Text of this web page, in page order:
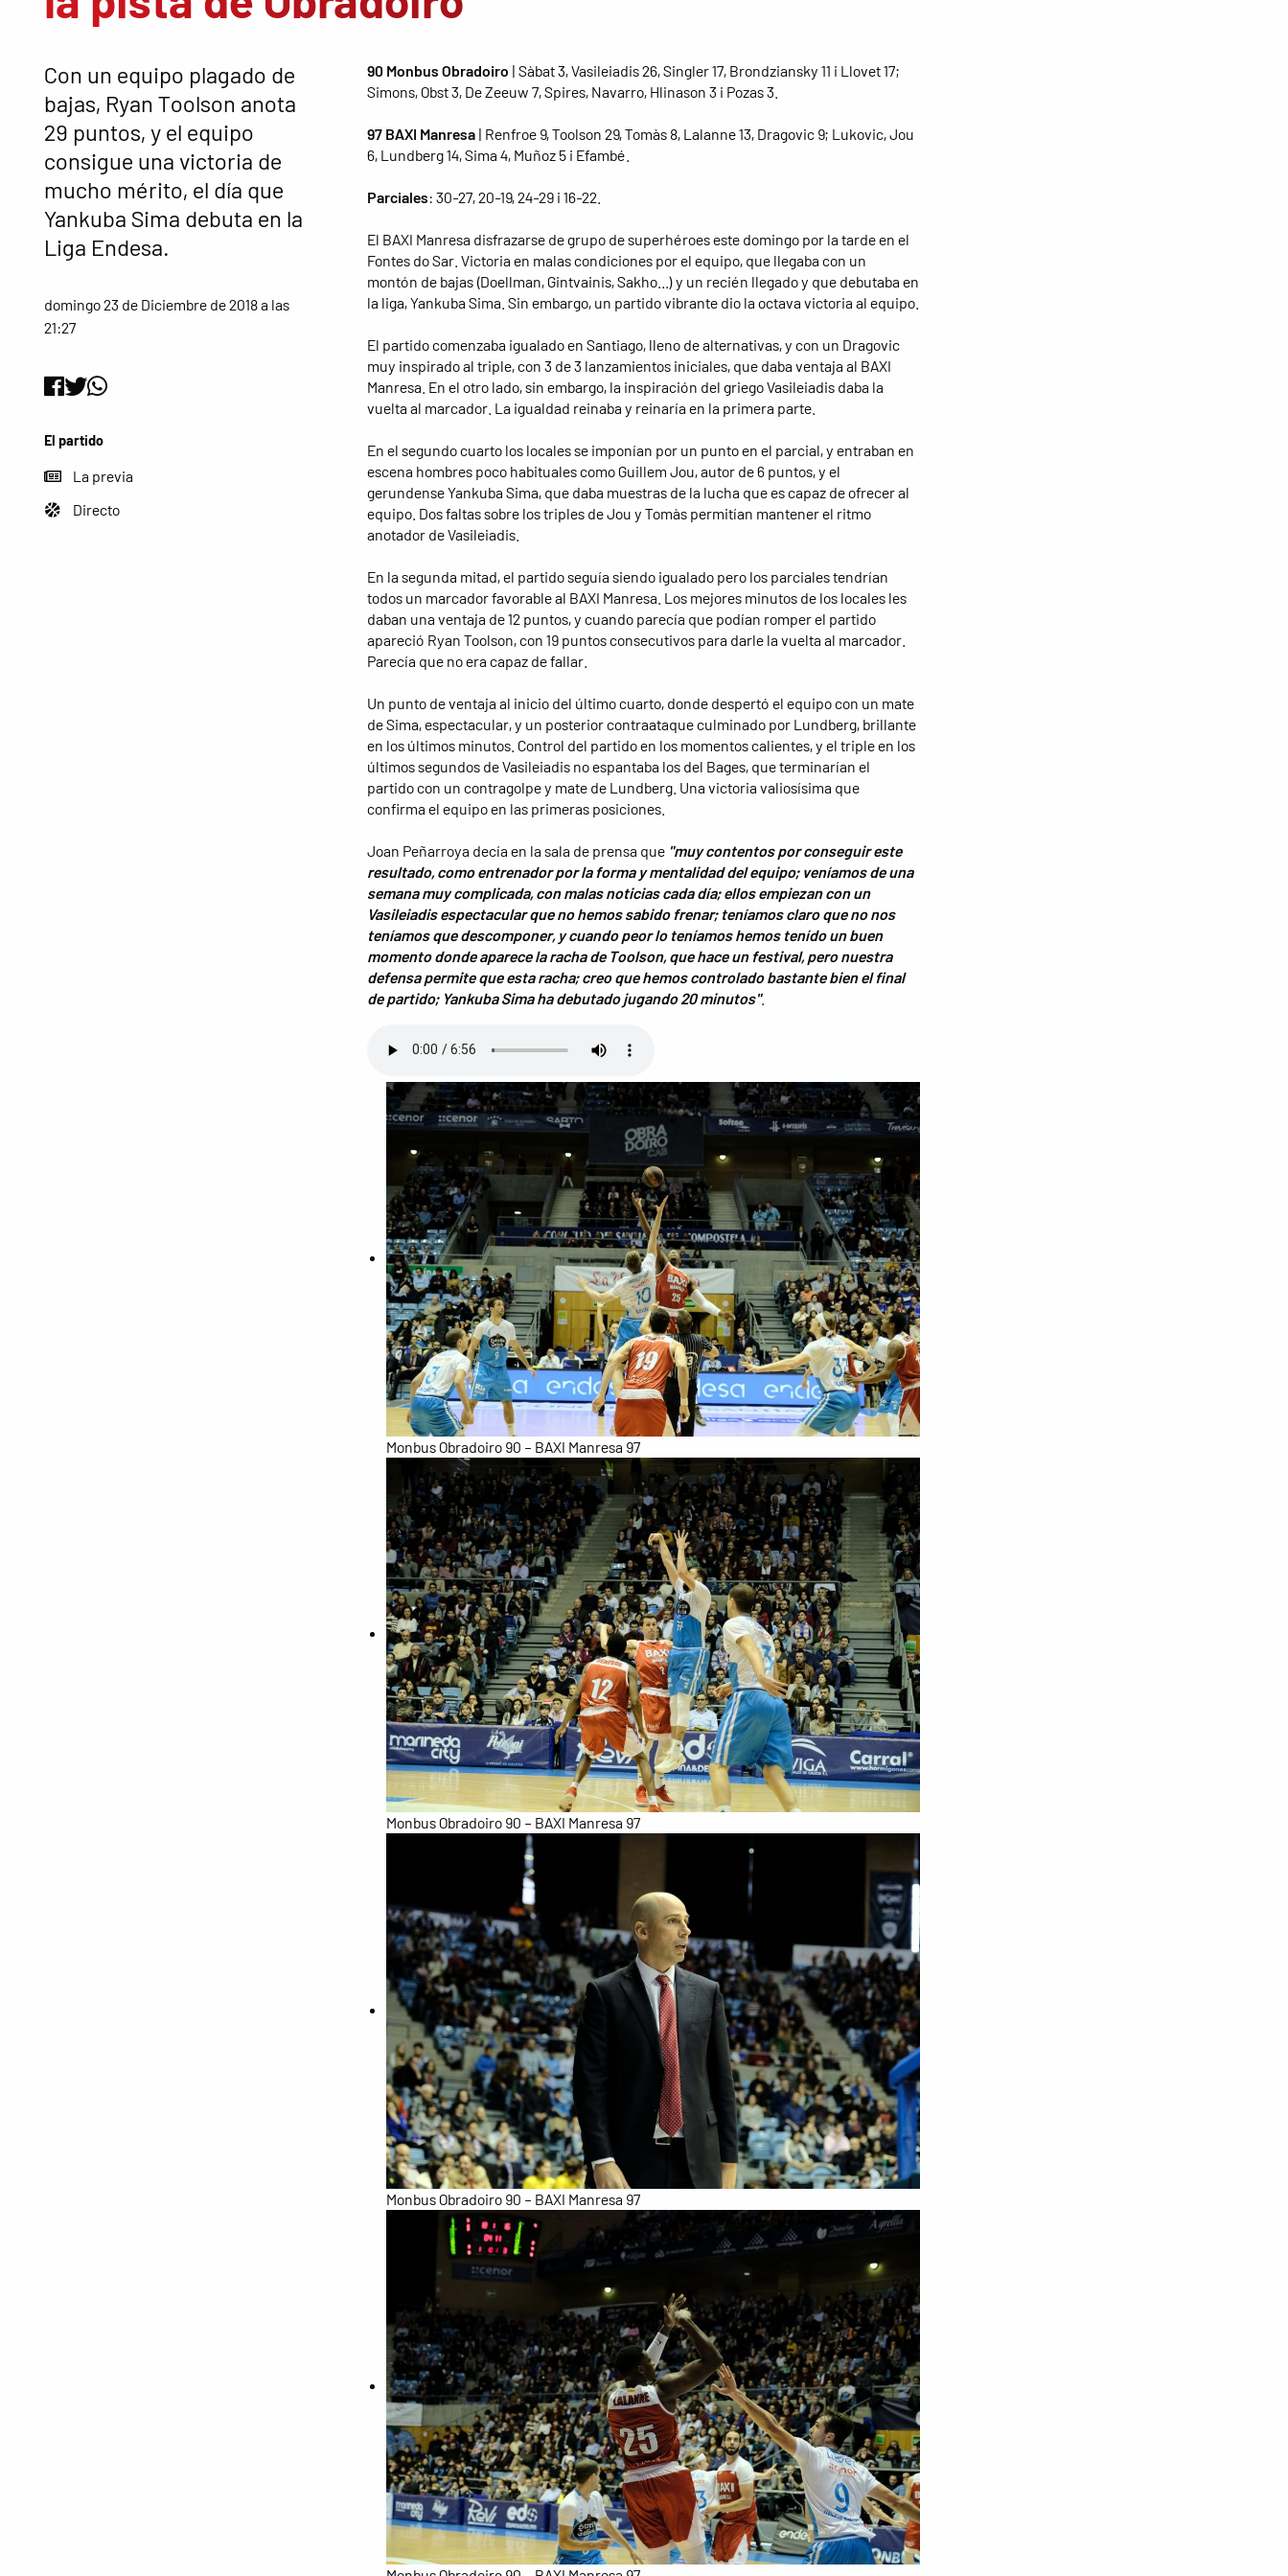
Con un equipo plagado de
bajas, Ryan Toolson anota
29 puntos, y el equipo
consigue una victoria de
mucho mérito, el día que
Yankuba Sima debuta en la
Liga Endesa.
domingo 23 de Diciembre de 2018 a las
21:27
El partido
La previa
Directo
90 Monbus Obradoiro | Sàbat 3, Vasileiadis 26, Singler 17, Brondziansky 11 i Llovet 17;
Simons, Obst 3, De Zeeuw 7, Spires, Navarro, Hlinason 3 i Pozas 3.
97 BAXI Manresa| Renfroe 9, Toolson 29, Tomàs 8, Lalanne 13, Dragovic 9; Lukovic, Jou
6, Lundberg 14, Sima 4, Muñoz 5 i Efambé.
Parciales: 30-27, 20-19, 24-29 i 16-22.
El BAXI Manresa disfrazarse de grupo de superhéroes este domingo por la tarde en el
Fontes do Sar. Victoria en malas condiciones por el equipo, que llegaba con un
montón de bajas (Doellman, Gintvainis, Sakho...) y un recién llegado y que debutaba en
la liga, Yankuba Sima. Sin embargo, un partido vibrante dio la octava victoria al equipo.
El partido comenzaba igualado en Santiago, lleno de alternativas, y con un Dragovic
muy inspirado al triple, con 3 de 3 lanzamientos iniciales, que daba ventaja al BAXI
Manresa. En el otro lado, sin embargo, la inspiración del griego Vasileiadis daba la
vuelta al marcador. La igualdad reinaba y reinaría en la primera parte.
En el segundo cuarto los locales se imponían por un punto en el parcial, y entraban en
escena hombres poco habituales como Guillem Jou, autor de 6 puntos, y el
gerundense Yankuba Sima, que daba muestras de la lucha que es capaz de ofrecer al
equipo. Dos faltas sobre los triples de Jou y Tomàs permitían mantener el ritmo
anotador de Vasileiadis.
En la segunda mitad, el partido seguía siendo igualado pero los parciales tendrían
todos un marcador favorable al BAXI Manresa. Los mejores minutos de los locales les
daban una ventaja de 12 puntos, y cuando parecía que podían romper el partido
apareció Ryan Toolson, con 19 puntos consecutivos para darle la vuelta al marcador.
Parecía que no era capaz de fallar.
Un punto de ventaja al inicio del último cuarto, donde despertó el equipo con un mate
de Sima, espectacular, y un posterior contraataque culminado por Lundberg, brillante
en los últimos minutos. Control del partido en los momentos calientes, y el triple en los
últimos segundos de Vasileiadis no espantaba los del Bages, que terminarían el
partido con un contragolpe y mate de Lundberg. Una victoria valiosísima que
confirma el equipo en las primeras posiciones.
Joan Peñarroya decía en la sala de prensa que "muy contentos por conseguir este
resultado, como entrenador por la forma y mentalidad del equipo; veníamos de una
semana muy complicada, con malas noticias cada día; ellos empiezan con un
Vasileiadis espectacular que no hemos sabido frenar; teníamos claro que no nos
teníamos que descomponer, y cuando peor lo teníamos hemos tenído un buen
momento donde aparece la racha de Toolson, que hace un festival, pero nuestra
defensa permite que esta racha; creo que hemos controlado bastante bien el final
de partido; Yankuba Sima ha debutado jugando 20 minutos".
Monbus Obradoiro 90 – BAXI Manresa 97
Monbus Obradoiro 90 – BAXI Manresa 97
Monbus Obradoiro 90 – BAXI Manresa 97